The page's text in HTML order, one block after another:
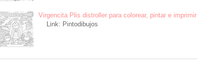
Virgencita Plis distroller para colorear, pintar e imprimir
Link: Pintodibujos